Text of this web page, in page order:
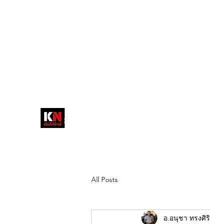
วส์
สื่อลึกวงการสงฆ์ เจาะตรงพระเครื่อง
All Posts
อ.อนุชา ทรงศิริ